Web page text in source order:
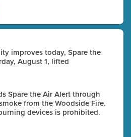
improves today, Spare the
August 1, lifted
Spare the Air Alert through
from the Woodside Fire.
devices is prohibited.